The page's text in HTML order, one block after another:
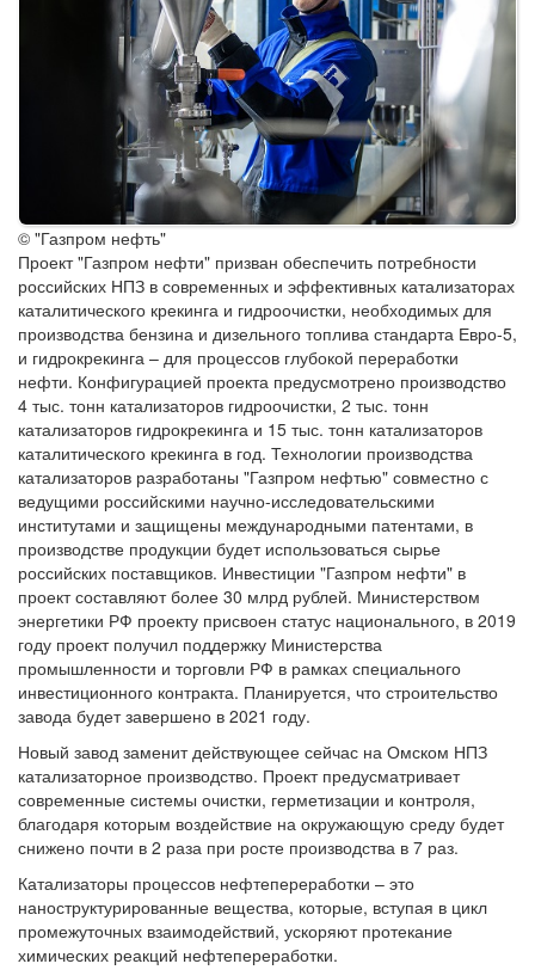
© "Газпром нефть"
Проект "Газпром нефти" призван обеспечить потребности
российских НПЗ в современных и эффективных катализаторах
каталитического крекинга и гидроочистки, необходимых для
производства бензина и дизельного топлива стандарта Евро-5,
и гидрокрекинга – для процессов глубокой переработки
нефти. Конфигурацией проекта предусмотрено производство
4 тыс. тонн катализаторов гидроочистки, 2 тыс. тонн
катализаторов гидрокрекинга и 15 тыс. тонн катализаторов
каталитического крекинга в год. Технологии производства
катализаторов разработаны "Газпром нефтью" совместно с
ведущими российскими научно-исследовательскими
институтами и защищены международными патентами, в
производстве продукции будет использоваться сырье
российских поставщиков. Инвестиции "Газпром нефти" в
проект составляют более 30 млрд рублей. Министерством
энергетики РФ проекту присвоен статус национального, в 2019
году проект получил поддержку Министерства
промышленности и торговли РФ в рамках специального
инвестиционного контракта. Планируется, что строительство
завода будет завершено в 2021 году.
Новый завод заменит действующее сейчас на Омском НПЗ
катализаторное производство. Проект предусматривает
современные системы очистки, герметизации и контроля,
благодаря которым воздействие на окружающую среду будет
снижено почти в 2 раза при росте производства в 7 раз.
Катализаторы процессов нефтепереработки – это
наноструктурированные вещества, которые, вступая в цикл
промежуточных взаимодействий, ускоряют протекание
химических реакций нефтепереработки.